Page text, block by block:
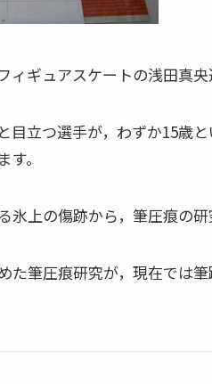
ィギュアスケートの浅田真
目立つ選手が，わずか15歳
。
氷上の傷跡から，筆圧痕の
た筆圧痕研究が，現在では